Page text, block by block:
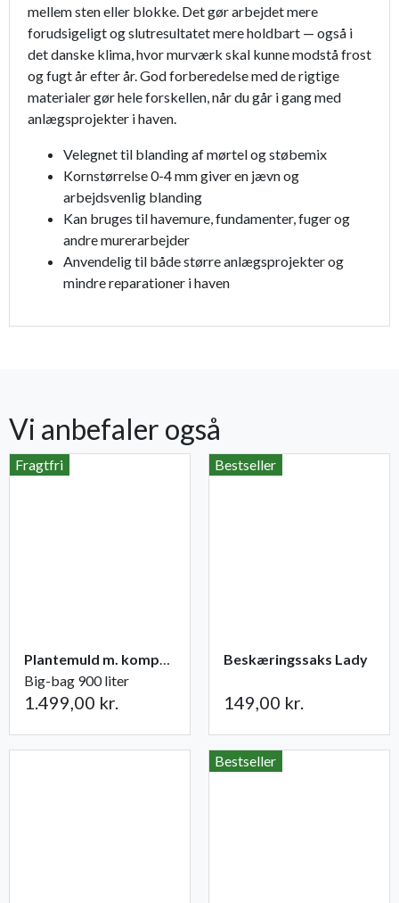
mellem sten eller blokke. Det gør arbejdet mere
forudsigeligt og slutresultatet mere holdbart — også i
det danske klima, hvor murværk skal kunne modstå frost
og fugt år efter år. God forberedelse med de rigtige
materialer gør hele forskellen, når du går i gang med
anlægsprojekter i haven.
Velegnet til blanding af mørtel og støbemix
Kornstørrelse 0-4 mm giver en jævn og
arbejdsvenlig blanding
Kan bruges til havemure, fundamenter, fuger og
andre murerarbejder
Anvendelig til både større anlægsprojekter og
mindre reparationer i haven
Vi anbefaler også
Fragtfri
Plantemuld m. kompost fra Champost
Big-bag 900 liter
1.499,00 kr.
Bestseller
Beskæringssaks Lady
149,00 kr.
Bestseller